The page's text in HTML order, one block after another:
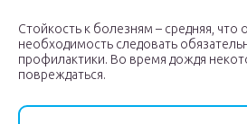
Стойкость к болезням – средняя, что
необходимость следовать
профилактики. Во время дождя
повреждаться.